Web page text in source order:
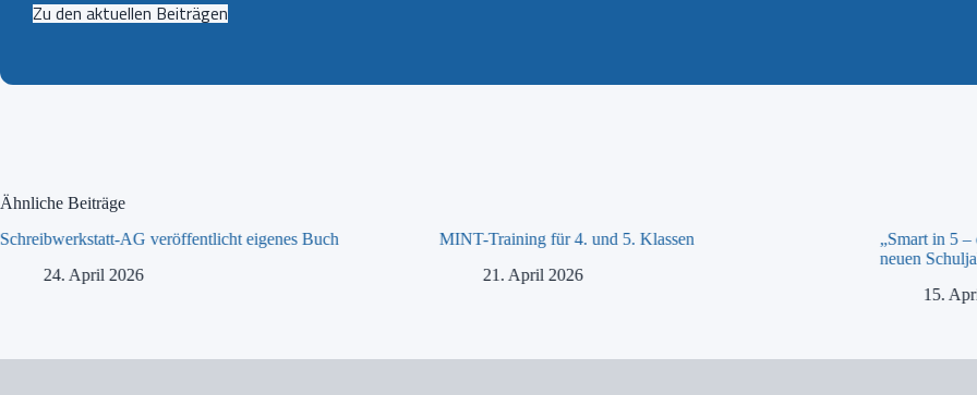
Zu den aktuellen Beiträgen
Ähnliche Beiträge
Schreibwerkstatt-AG veröffentlicht eigenes Buch
24. April 2026
MINT-Training für 4. und 5. Klassen
21. April 2026
„Smart in 5 –
neuen
15.